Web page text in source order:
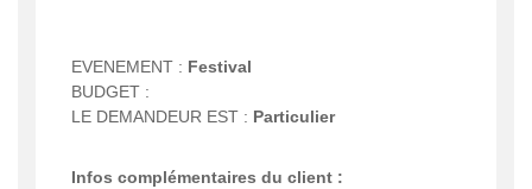
EVENEMENT : Festival
BUDGET :
LE DEMANDEUR EST : Particulier
Infos complémentaires du client :